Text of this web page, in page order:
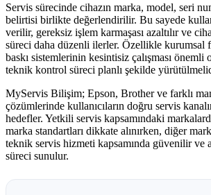
Servis sürecinde cihazın marka, model, seri
belirtisi birlikte değerlendirilir. Bu sayede
verilir, gereksiz işlem karmaşası azaltılır ve
süreci daha düzenli ilerler. Özellikle kurumsal
baskı sistemlerinin kesintisiz çalışması
teknik kontrol süreci planlı şekilde
MyServis Bilişim; Epson, Brother ve farklı
çözümlerinde kullanıcıların doğru servis
hedefler. Yetkili servis kapsamındaki
marka standartları dikkate alınırken, diğer
teknik servis hizmeti kapsamında güvenilir ve
süreci sunulur.